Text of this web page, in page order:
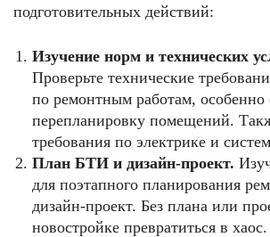
подготовительных действий:
Изучение норм и технических
Проверьте технические
по ремонтным работам, особенно
перепланировку помещений.
требования по электрике и
План БТИ и дизайн-проект.
для поэтапного планирования
дизайн-проект. Без плана или
новостройке превратиться в хаос.